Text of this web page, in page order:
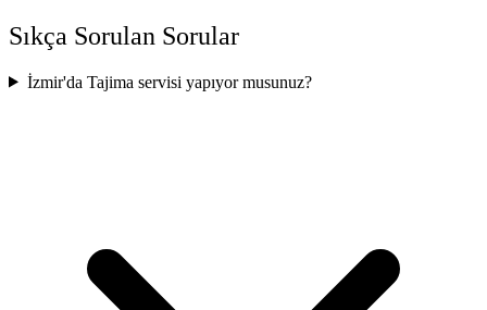
Sıkça Sorulan Sorular
İzmir'da Tajima servisi yapıyor musunuz?